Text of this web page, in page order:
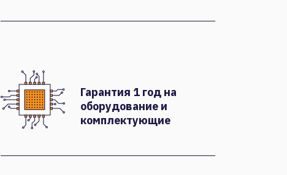
Гарантия 1 год на
оборудование и
комплектующие